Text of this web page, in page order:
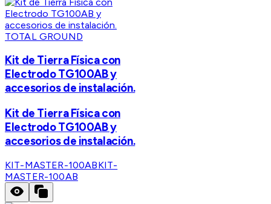
TOTAL GROUND
Kit de Tierra Física con
Electrodo TG100AB y
accesorios de instalación.
Kit de Tierra Física con
Electrodo TG100AB y
accesorios de instalación.
KIT-MASTER-100ABKIT-
MASTER-100AB